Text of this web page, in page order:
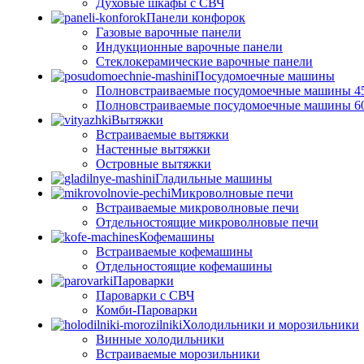
Духовые шкафы с СВЧ
Панели конфорок
Газовые варочные панели
Индукционные варочные панели
Стеклокерамические варочные панели
Посудомоечные машины
Полновстраиваемые посудомоечные машины
Полновстраиваемые посудомоечные машины
Вытяжки
Встраиваемые вытяжки
Настенные вытяжки
Островные вытяжки
Гладильные машины
Микроволновые печи
Встраиваемые микроволновые печи
Отдельностоящие микроволновые печи
Кофемашины
Встраиваемые кофемашины
Отдельностоящие кофемашины
Пароварки
Пароварки с СВЧ
Комби-Пароварки
Холодильники и морозильники
Винные холодильники
Встраиваемые морозильники